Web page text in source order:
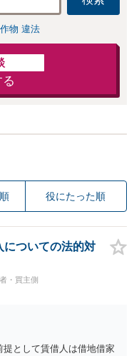
物 違法
役にたった順
についての法的対
・買主側
として賃借人は借地借家